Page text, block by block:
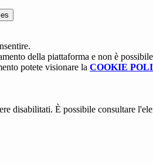
della piattaforma e non è
potete visionare la COOKIE
disabilitati. È possibile consultare